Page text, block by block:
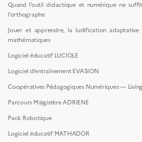
Quand l’outil didactique et numérique ne
l’orthographe
Jouer et apprendre, la ludification adaptative
mathématiques
Logiciel éducatif LUCIOLE
Logiciel d’entraînement EVASION
Coopératives Pédagogiques Numériques —
Parcours M@gistère ADRIENE
Pack Robotique
Logiciel éducatif MATHADOR